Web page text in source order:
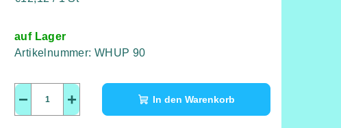
auf Lager
Artikelnummer: WHUP 90
+
− In den Warenkorb